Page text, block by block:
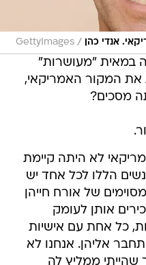
אנדי כהן /
GettyImages
במאית "מעושרות"
המקור האמריקאי,
מסכים?
לא היתה קיימת
הללו לכל אחד יש
של אורח חייהן
אותן לעומק
כל אחת עם אישיות
אליהן. אנחנו לא
שהייתי ממליץ לה